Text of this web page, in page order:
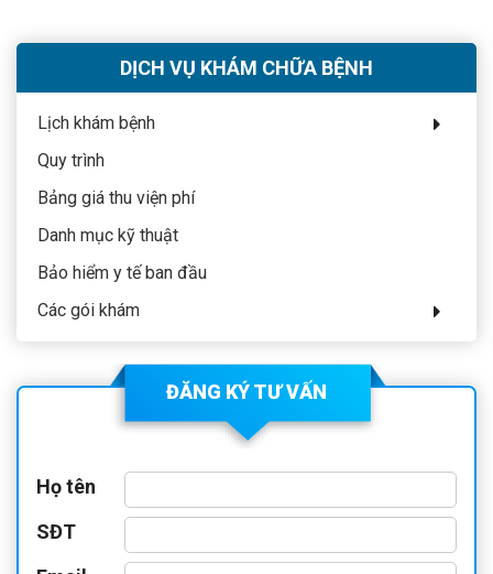
DỊCH VỤ KHÁM CHỮA BỆNH
Lịch khám bệnh
Quy trình
Bảng giá thu viện phí
Danh mục kỹ thuật
Bảo hiểm y tế ban đầu
Các gói khám
ĐĂNG KÝ TƯ VẤN
Họ tên
SĐT